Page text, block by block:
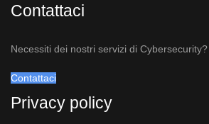
Contattaci
Necessiti dei nostri servizi di Cybersecurity?
Contattaci
Privacy policy